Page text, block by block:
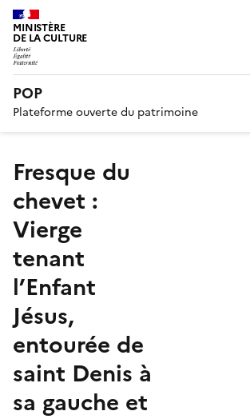
MINISTÈRE
DE LA CULTURE
POP
Plateforme ouverte du patrimoine
Fresque du
chevet :
Vierge
tenant
l’Enfant
Jésus,
entourée de
saint Denis à
sa gauche et